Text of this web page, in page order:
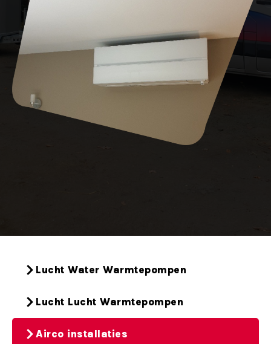
Lucht Water Warmtepompen
Lucht Lucht Warmtepompen
Airco installaties